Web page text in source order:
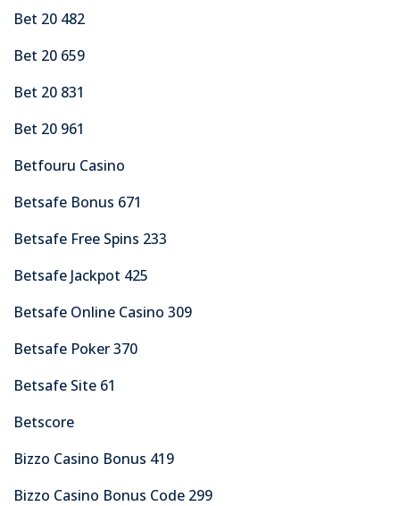
Bet 20 482
Bet 20 659
Bet 20 831
Bet 20 961
Betfouru Casino
Betsafe Bonus 671
Betsafe Free Spins 233
Betsafe Jackpot 425
Betsafe Online Casino 309
Betsafe Poker 370
Betsafe Site 61
Betscore
Bizzo Casino Bonus 419
Bizzo Casino Bonus Code 299